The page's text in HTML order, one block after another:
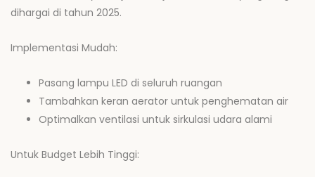
dihargai di tahun 2025.
Implementasi Mudah:
Pasang lampu LED di seluruh ruangan
Tambahkan keran aerator untuk penghematan air
Optimalkan ventilasi untuk sirkulasi udara alami
Untuk Budget Lebih Tinggi: